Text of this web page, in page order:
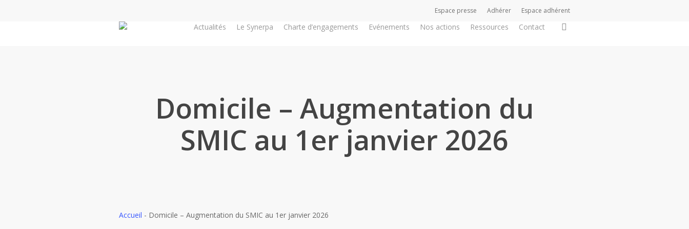
Espace presse Adhérer Espace adhérent
Actualités Le Synerpa Charte d’engagements Evénements Nos actions Ressources Contact
Domicile – Augmentation du
SMIC au 1er janvier 2026
Accueil - Domicile – Augmentation du SMIC au 1er janvier 2026